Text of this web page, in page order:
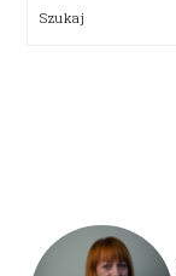
Szukaj